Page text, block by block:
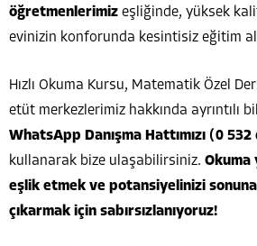
öğretmenlerimiz eşliğinde, yüksek
evinizin konforunda kesintisiz eğitim
Hızlı Okuma Kursu, Matematik Özel
etüt merkezlerimiz hakkında ayrıntılı
WhatsApp Danışma Hattımızı (0
kullanarak bize ulaşabilirsiniz. Okuma
eşlik etmek ve potansiyelinizi
çıkarmak için sabırsızlanıyoruz!